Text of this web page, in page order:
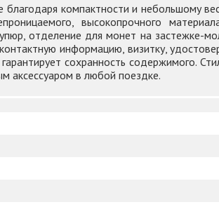
компактности и небольшому
высокопрочного
отделение для монет на застежке-
информацию, визитку,
сохранность содержимого.
аксессуаром в любой поездке.